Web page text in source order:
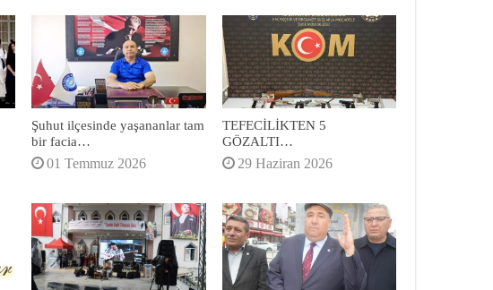
Şuhut ilçesinde yaşananlar tam
bir facia…
01 Temmuz 2026
TEFECİLİKTEN 5
GÖZALTI…
29 Haziran 2026